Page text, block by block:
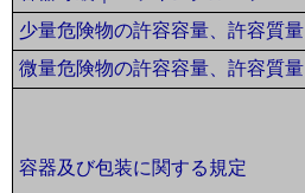
少量危険物の許容容量、許容質量
微量危険物の許容容量、許容質量
容器及び包装に関する規定